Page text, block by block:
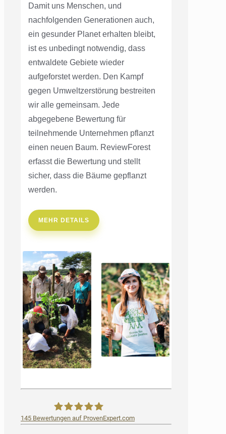
Damit uns Menschen, und
nachfolgenden Generationen auch,
ein gesunder Planet erhalten bleibt,
ist es unbedingt notwendig, dass
entwaldete Gebiete wieder
aufgeforstet werden. Den Kampf
gegen Umweltzerstörung bestreiten
wir alle gemeinsam. Jede
abgegebene Bewertung für
teilnehmende Unternehmen pflanzt
einen neuen Baum. ReviewForest
erfasst die Bewertung und stellt
sicher, dass die Bäume gepflanzt
werden.
MEHR DETAILS
145 Bewertungen auf ProvenExpert.com